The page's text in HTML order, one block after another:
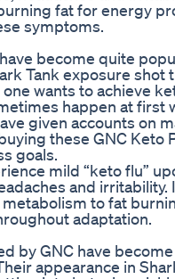
fat for energy
symptoms.
become quite
Tank exposure
wants to achieve
happen at first
given accounts on
these GNC
goals.
mild “keto flu”
and
to fat
adaptation.
by GNC have
appearance in